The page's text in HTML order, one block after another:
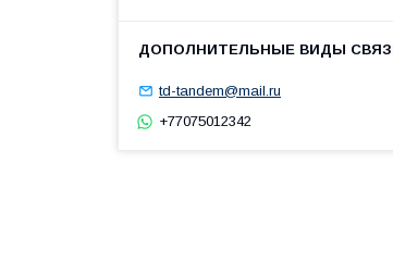
td-tandem@mail.ru
+77075012342